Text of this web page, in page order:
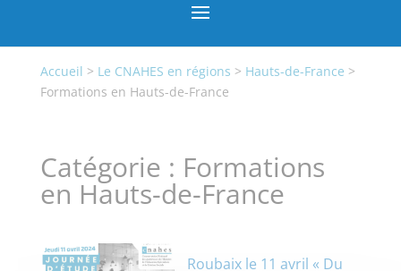
Accueil > Le CNAHES en régions > Hauts-de-France >
Formations en Hauts-de-France
Catégorie : Formations
en Hauts-de-France
Roubaix le 11 avril « Du